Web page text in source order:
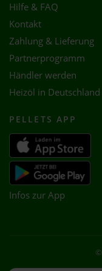
Hilfe & FAQ
Kontakt
Zahlung & Lieferung
Partnerprogramm
Händler werden
Heizöl in Deutschland
PELLETS APP
Infos zur App